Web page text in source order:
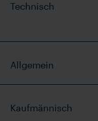
Technisch
Allgemein
Kaufmännisch